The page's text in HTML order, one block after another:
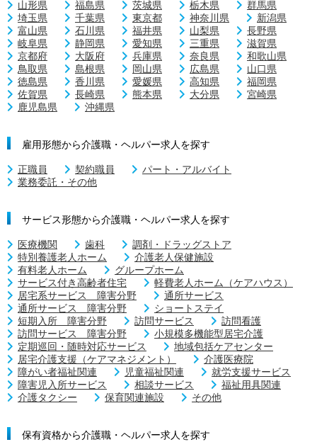
山形県
福島県 茨城県 栃木県
群馬県
埼玉県
千葉県 東京都 神奈川県
新潟県
富山県
石川県 福井県 山梨県
長野県
岐阜県
静岡県 愛知県 三重県
滋賀県
京都府
大阪府 兵庫県 奈良県
和歌山県
鳥取県
島根県 岡山県 広島県
山口県
徳島県
香川県 愛媛県 高知県
福岡県
佐賀県
長崎県 熊本県 大分県
宮崎県
鹿児島県
沖縄県
雇用形態から介護職・ヘルパー求人を探す
正職員 契約職員
パート・アルバイト
業務委託・その他
サービス形態から介護職・ヘルパー求人を探す
医療機関 歯科
調剤・ドラッグストア
特別養護老人ホーム
介護老人保健施設
有料老人ホーム
グループホーム
サービス付き高齢者住宅
軽費老人ホーム（ケアハウス）
居宅系サービス 障害分野
通所サービス
通所サービス 障害分野
ショートステイ
短期入所 障害分野
訪問サービス
訪問看護
訪問サービス 障害分野
小規模多機能型居宅介護
定期巡回・随時対応サービス
地域包括ケアセンター
居宅介護支援（ケアマネジメント）
介護医療院
障がい者福祉関連
児童福祉関連
就労支援サービス
障害児入所サービス
相談サービス
福祉用具関連
介護タクシー
保育関連施設 その他
保有資格から介護職・ヘルパー求人を探す